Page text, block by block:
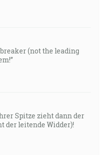
(not the leading
Spitze zieht dann der
der leitende Widder)!